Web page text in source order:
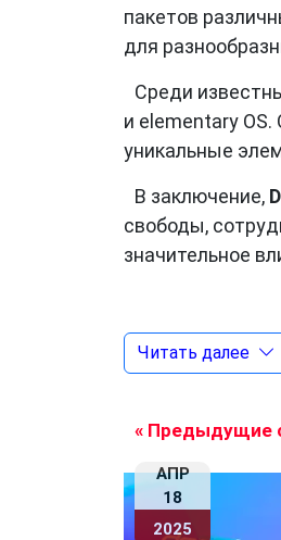
пакетов
для
Среди
и elementary
уникальные
В заключение,
свободы,
значительное
Официальная
Читать далее
« Предыдущие
АПР
18
2025